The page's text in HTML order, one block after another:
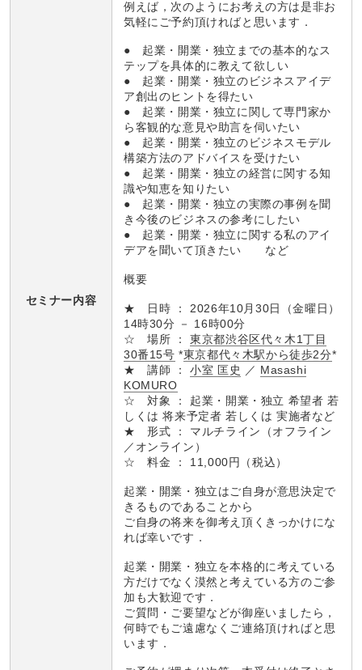
セミナー内容
例えば，次のようにお考えの方は是非お
気軽にご予約頂ければと思います．
● 起業・開業・独立までの基本的なス
テップを具体的に教えて欲しい
● 起業・開業・独立のビジネスアイデ
ア創出のヒントを得たい
● 起業・開業・独立に関して専門家か
ら客観的な意見や助言を伺いたい
● 起業・開業・独立のビジネスモデル
構築方法のアドバイスを受けたい
● 起業・開業・独立の経営に関する知
識や知恵を知りたい
● 起業・開業・独立の実際の事例を聞
き今後のビジネスの参考にしたい
● 起業・開業・独立に関する私のアイ
デアを聞いて頂きたい など
概要
★ 日時 ： 2026年10月30日（金曜日）
14時30分 － 16時00分
☆ 場所 ：東京都渋谷区代々木1丁目
30番15号 *東京都代々木駅から徒歩2分*
★ 講師 ：小室 匡史 ／ Masashi
KOMURO
☆ 対象 ： 起業・開業・独立 希望者 若
しくは 将来予定者 若しくは 実施者など
★ 形式 ： マルチライン（オフライン
／オンライン）
☆ 料金 ： 11,000円（税込）
起業・開業・独立はご自身が意思決定で
きるものであることから
ご自身の将来を御考え頂くきっかけにな
れば幸いです．
起業・開業・独立を本格的に考えている
方だけでなく漠然と考えている方のご参
加も大歓迎です．
ご質問・ご要望などが御座いましたら，
何時でもご遠慮なくご連絡頂ければと思
います．